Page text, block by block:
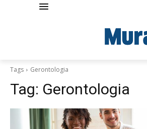
Tags Gerontologia
Tag: Gerontologia